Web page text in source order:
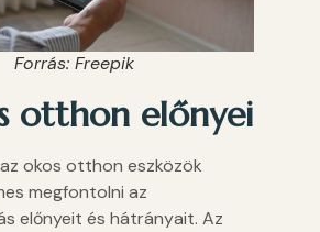
Forrás: Freepik
otthon előnyei
okos otthon eszközök
megfontolni az
előnyeit és hátrányait. Az